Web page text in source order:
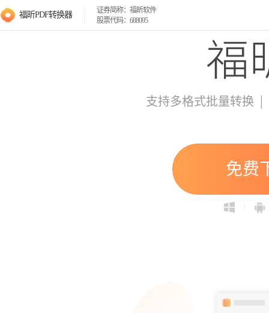
福昕PDF转换器
证券简称：福昕软件
股票代码：688095
支持多格式批量转换 |
免费